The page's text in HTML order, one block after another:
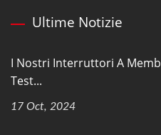
Ultime Notizie
I Nostri Interruttori A
Test...
17 Oct, 2024